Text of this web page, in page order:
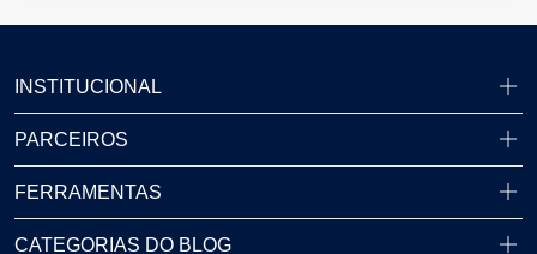
INSTITUCIONAL
PARCEIROS
FERRAMENTAS
CATEGORIAS DO BLOG